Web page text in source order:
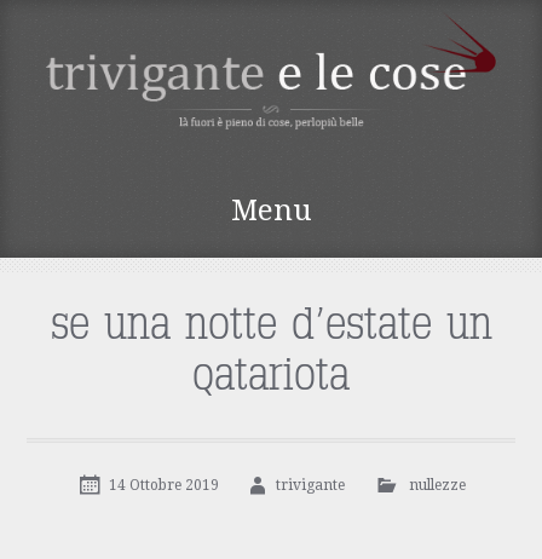
TRIVIGANTE E LE
Menu
se una notte d’estate un
qatariota
14 Ottobre 2019 trivigante nullezze